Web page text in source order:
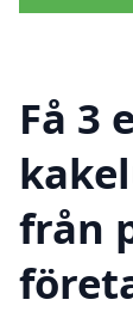
Få 3
från